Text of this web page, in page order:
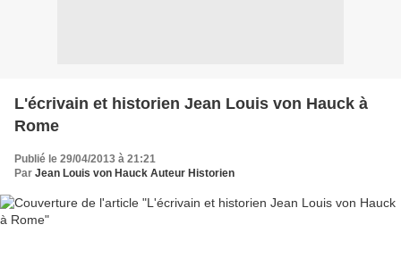
L'écrivain et historien Jean Louis von Hauck à
Rome
Publié le 29/04/2013 à 21:21
Par Jean Louis von Hauck Auteur Historien